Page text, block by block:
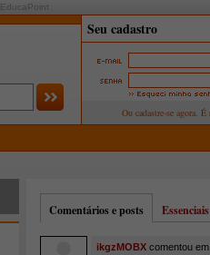
EducaPoint
Comentários e posts Essenciais
ikgzMOBX comentou em